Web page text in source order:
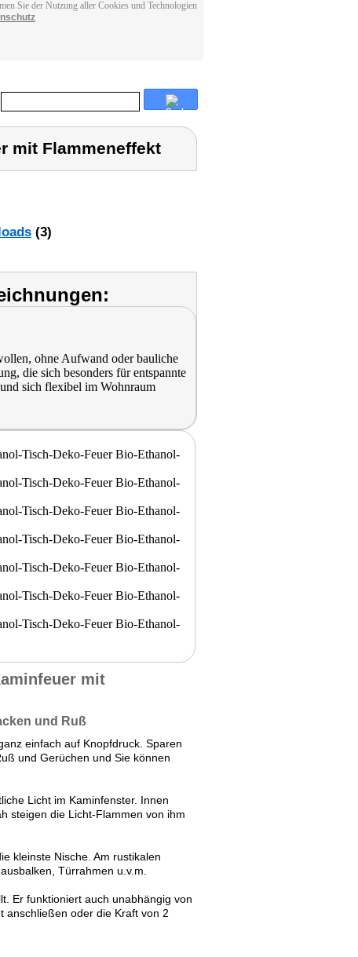
Sie der Nutzung aller Cookies und Technologien
mit Flammeneffekt
(3)
ohne Aufwand oder bauliche
die sich besonders für entspannte
sich flexibel im Wohnraum
mit
und Ruß
einfach auf Knopfdruck. Sparen
und Gerüchen und Sie können
Licht im Kaminfenster. Innen
steigen die Licht-Flammen von ihm
kleinste Nische. Am rustikalen
Türrahmen u.v.m.
Er funktioniert auch unabhängig von
anschließen oder die Kraft von 2